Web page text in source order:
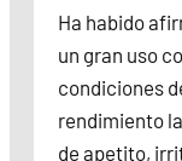
Ha habido
un gran uso
condiciones
rendimiento
de apetito,